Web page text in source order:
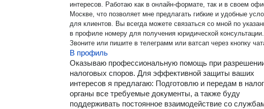
интересов. Работаю как в онлайн-формате, так и в своем офисе в
Москве, что позволяет мне предлагать гибкие и удобные
для клиентов. Вы всегда можете связаться со мной по
в профиле номеру для получения юридической консультации.
Звоните или пишите в телеграмм или ватсап через кнопку
профиле.
В профиль
Оказываю профессиональную помощь при
налоговых споров. Для эффективной защиты ваших
интересов я предлагаю: Подготовлю и передам в
органы все требуемые документы, а также буду
поддерживать постоянное взаимодействие со